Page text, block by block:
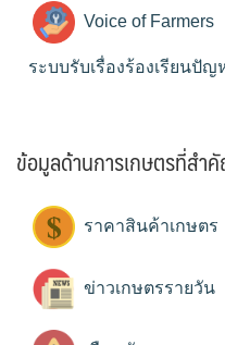
Voice of Farmers
ระบบรับเรื่องร้องเรียนปัญ
ข้อมูลด้านการเกษตรที่สำ
ราคาสินค้าเกษตร
ข่าวเกษตรรายวัน